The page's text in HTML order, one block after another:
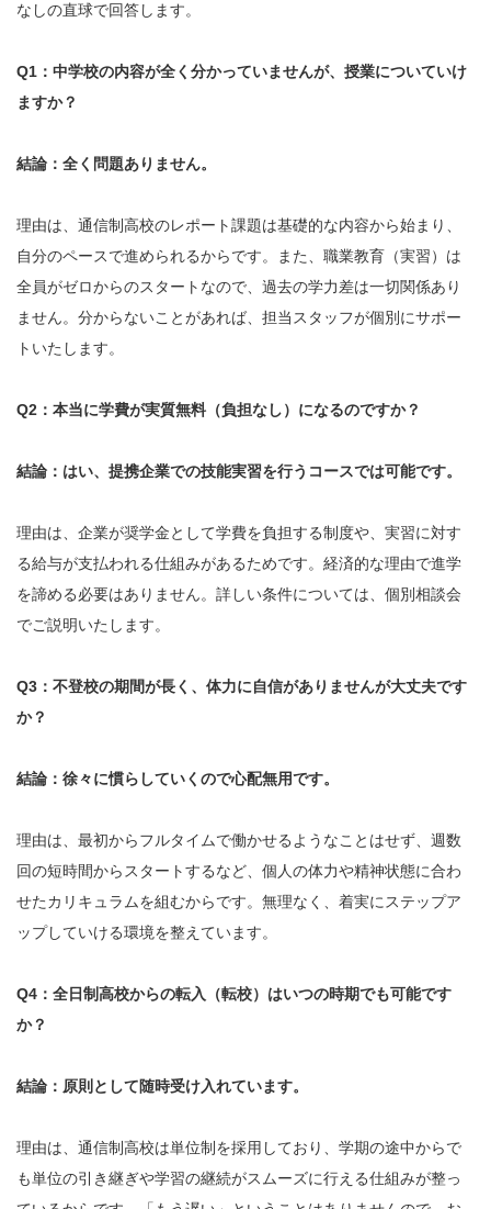
なしの直球で回答します。
Q1：中学校の内容が全く分かっていませんが、授業についていけ
ますか？
結論：全く問題ありません。
理由は、通信制高校のレポート課題は基礎的な内容から始まり、
自分のペースで進められるからです。また、職業教育（実習）は
全員がゼロからのスタートなので、過去の学力差は一切関係あり
ません。分からないことがあれば、担当スタッフが個別にサポー
トいたします。
Q2：本当に学費が実質無料（負担なし）になるのですか？
結論：はい、提携企業での技能実習を行うコースでは可能です。
理由は、企業が奨学金として学費を負担する制度や、実習に対す
る給与が支払われる仕組みがあるためです。経済的な理由で進学
を諦める必要はありません。詳しい条件については、個別相談会
でご説明いたします。
Q3：不登校の期間が長く、体力に自信がありませんが大丈夫です
か？
結論：徐々に慣らしていくので心配無用です。
理由は、最初からフルタイムで働かせるようなことはせず、週数
回の短時間からスタートするなど、個人の体力や精神状態に合わ
せたカリキュラムを組むからです。無理なく、着実にステップア
ップしていける環境を整えています。
Q4：全日制高校からの転入（転校）はいつの時期でも可能です
か？
結論：原則として随時受け入れています。
理由は、通信制高校は単位制を採用しており、学期の途中からで
も単位の引き継ぎや学習の継続がスムーズに行える仕組みが整っ